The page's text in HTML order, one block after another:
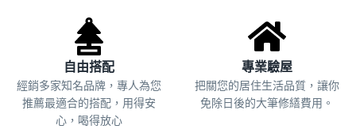
自由搭配
經銷多家知名品牌，專人為您
推薦最適合的搭配，用得安
心，喝得放心
專業驗屋
把關您的居住生活品質， 讓你
免除日後的大筆修繕費用。